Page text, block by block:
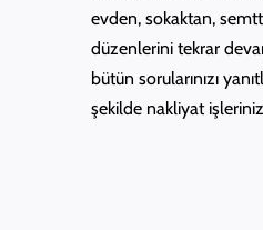
evden, sokaktan,
düzenlerini tekrar
bütün sorularınızı
şekilde nakliyat